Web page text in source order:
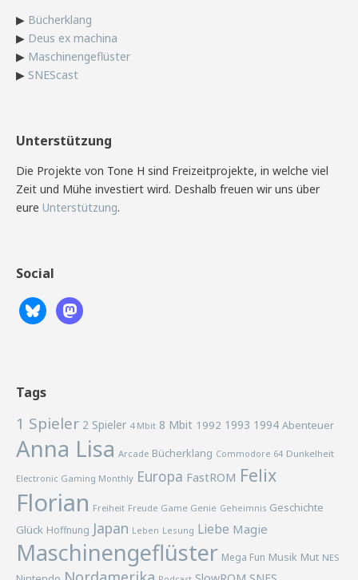
▶ Bücherklang
▶ Deus ex machina
▶ Maschinengeflüster
▶ SNEScast
Unterstützung
Die Projekte von Tone H sind Freizeitprojekte, in welche viel
Zeit und Mühe investiert wird. Deshalb freuen wir uns über
eure Unterstützung.
Social
Tags
1 Spieler 2 Spieler 4 Mbit 8 Mbit 1992 1993 1994 Abenteuer
Anna Lisa Arcade Bücherklang Commodore 64 Dunkelheit
Electronic Gaming Monthly Europa FastROM Felix
Florian Freiheit Freude Game Genie Geheimnis Geschichte
Glück Hoffnung Japan Leben Lesung Liebe Magie
Maschinengeflüster Mega Fun Musik Mut NES